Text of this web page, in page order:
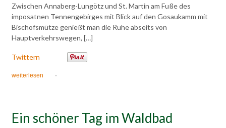
Zwischen Annaberg-Lungötz und St. Martin am Fuße des
imposatnen Tennengebirges mit Blick auf den Gosaukamm mit
Bischofsmütze genießt man die Ruhe abseits von
Hauptverkehrswegen, […]
Twittern
weiterlesen ·
Ein schöner Tag im Waldbad